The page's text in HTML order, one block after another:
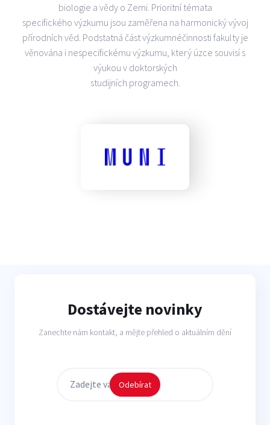
biologie a vědy o Zemi. Prioritní témata
specifického výzkumu jsou zaměřena na harmonický vývoj
přírodních věd. Podstatná část výzkumnéčinnosti fakulty je
věnována i nespecifickému výzkumu, který úzce souvisí s
výukou v doktorských
studijních programech.
Dostávejte novinky
Zanechte nám kontakt, a mějte přehled o aktuálním dění